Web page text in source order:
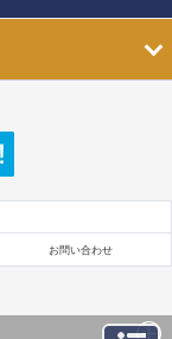
お問い合わせ